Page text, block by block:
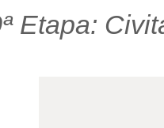
Etapa: